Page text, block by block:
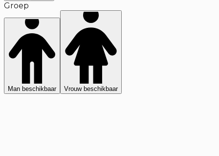
Groep
Man beschikbaar Vrouw beschikbaar